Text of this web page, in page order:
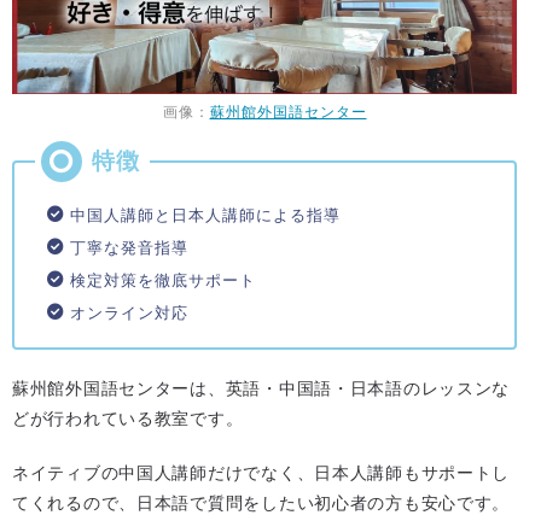
画像： 蘇州館外国語センター
中国人講師と日本人講師による指導
丁寧な発音指導
検定対策を徹底サポート
オンライン対応
蘇州館外国語センターは、英語・中国語・日本語のレッスンな
どが行われている教室です。
ネイティブの中国人講師だけでなく、日本人講師もサポートし
てくれるので、日本語で質問をしたい初心者の方も安心です。